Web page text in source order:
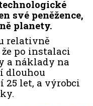
své peněžence,
planety.
relativně
že po instalaci
a náklady na
dlouhou
25 let, a výrobci